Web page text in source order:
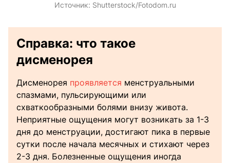
Источник: Shutterstock/Fotodom.ru
Справка: что такое
дисменорея
Дисменорея проявляется менструальными
спазмами, пульсирующими или
схваткообразными болями внизу живота.
Неприятные ощущения могут возникать за 1-3
дня до менструации, достигают пика в первые
сутки после начала месячных и стихают через
2-3 дня. Болезненные ощущения иногда